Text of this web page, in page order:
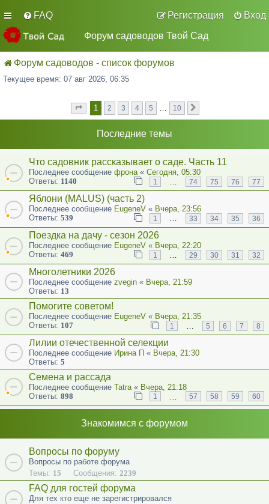
FAQ Вход
Регистрация
Форум садоводов Твой Сад
Форум садоводов - список форумов
Текущее время: 07 авг 2026, 06:35
Страница 1из 10
1 2 3 4 5 … 10
Последние темы
Что садовник рассказывает о саде. Часть 11
Последнее сообщение фрона« Сегодня, 05:30
Ответы: 1140 1 … 74 75 76 77
Яблони (MALUS) (часть 2)
Последнее сообщение EugeneV « Вчера, 23:56
Ответы: 539 1 … 33 34 35 36
Поездка на дачу - сезон 2026
Последнее сообщение EugeneV « Вчера, 22:20
Ответы: 469 1 … 29 30 31 32
Многолетники 2026
Последнее сообщение zvegin « Вчера, 21:59
Ответы: 13
Помогите советом!
Последнее сообщение EugeneV « Вчера, 21:35
Ответы: 107 1 5 6 7 8
Лилии отечественной селекции
Последнее сообщение Ирина П « Вчера, 21:30
Ответы: 5
Семена и рассада
Последнее сообщение Tatra « Вчера, 21:18
Ответы: 898 1 57 58 59 60
Знакомимся с форумом
Вопросы по форуму
Вопросы по работе форума
Темы: 15 Сообщения: 2239
FAQ для гостей форума
Для тех кто еще не зарегистрировался